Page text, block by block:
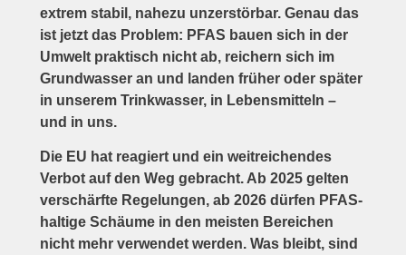
extrem stabil, nahezu unzerstörbar. Genau das
ist jetzt das Problem: PFAS bauen sich in der
Umwelt praktisch nicht ab, reichern sich im
Grundwasser an und landen früher oder später
in unserem Trinkwasser, in Lebensmitteln –
und in uns.
Die EU hat reagiert und ein weitreichendes
Verbot auf den Weg gebracht. Ab 2025 gelten
verschärfte Regelungen, ab 2026 dürfen PFAS-
haltige Schäume in den meisten Bereichen
nicht mehr verwendet werden. Was bleibt, sind